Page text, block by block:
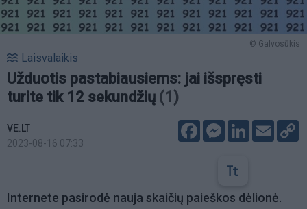
© Galvosūkis
Laisvalaikis
Užduotis pastabiausiems: jai išspręsti
turite tik 12 sekundžių (1)
VE.LT
2023-08-16 07:33
FacebookMessenger
LinkedIn
Email
Internete pasirodė nauja skaičių paieškos dėlionė.